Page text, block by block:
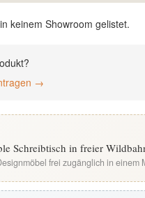
keinem Showroom gelistet.
→
Schreibtisch in freier
frei zugänglich in einem